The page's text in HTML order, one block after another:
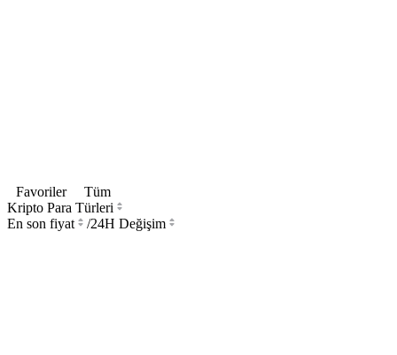
Favoriler
Tüm
Kripto Para Türleri
En son fiyat
/24H Değişim